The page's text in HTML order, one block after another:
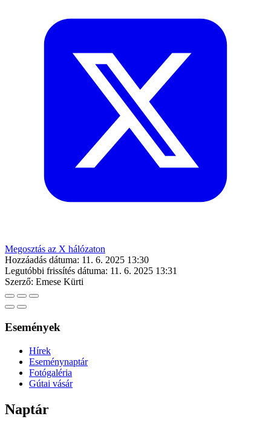
Megosztás az X hálózaton
Hozzáadás dátuma: 11. 6. 2025 13:30
Legutóbbi frissítés dátuma: 11. 6. 2025 13:31
Szerző: Emese Kürti
Események
Hírek
Eseménynaptár
Fotógaléria
Gútai vásár
Naptár